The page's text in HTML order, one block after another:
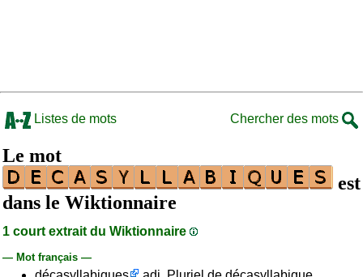
Listes de mots Chercher des mots
Le mot
est
dans le Wiktionnaire
1 court extrait du Wiktionnaire
— Mot français —